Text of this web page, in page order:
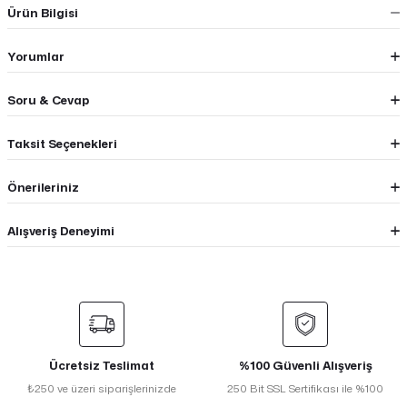
Ürün Bilgisi
Yorumlar
Soru & Cevap
Taksit Seçenekleri
Önerileriniz
Alışveriş Deneyimi
Ücretsiz Teslimat
₺250 ve üzeri siparişlerinizde
%100 Güvenli Alışveriş
250 Bit SSL Sertifikası ile %100